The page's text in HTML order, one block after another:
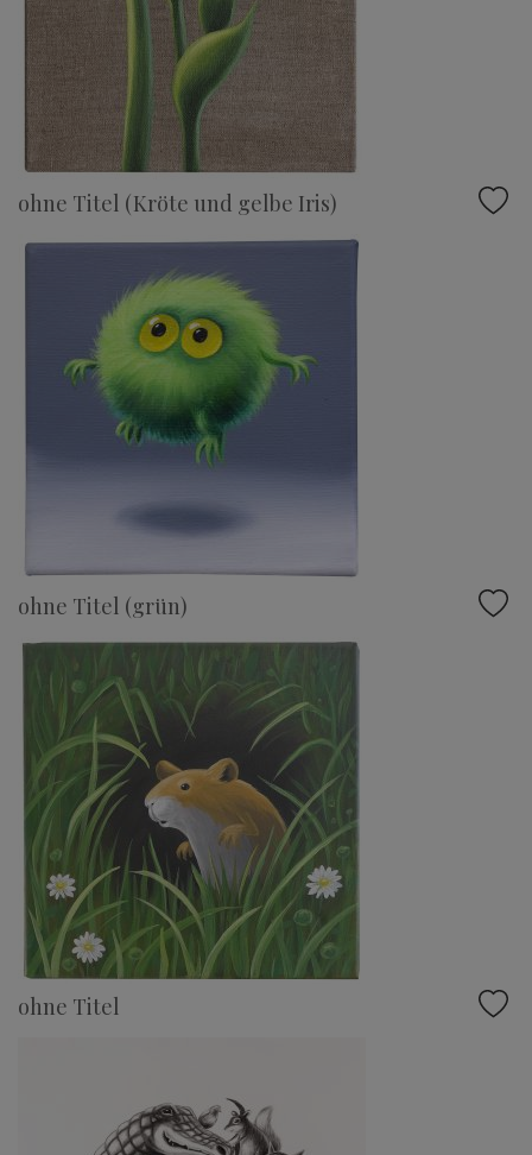
ohne Titel (Kröte und gelbe Iris)
ohne Titel (grün)
ohne Titel